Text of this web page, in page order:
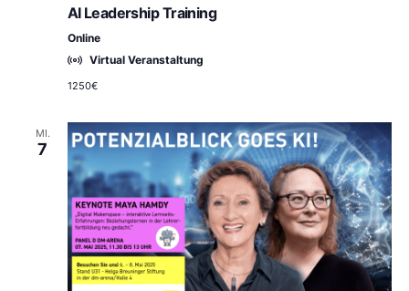
AI Leadership Training
Online
Virtual Veranstaltung
1250€
MI.
7